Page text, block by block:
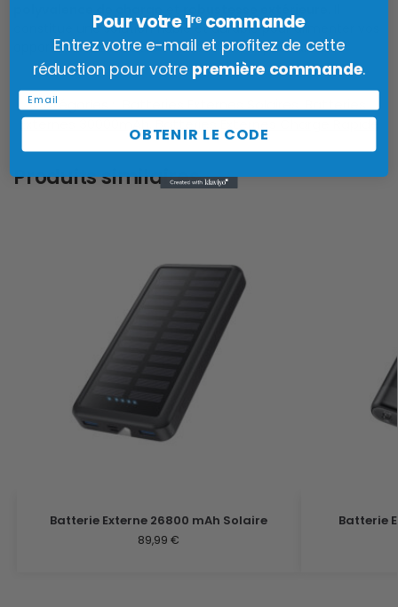
constitue une solution fiable et durable pour alimenter vos
appareils lors de toutes vos activités en plein air.
Catégories :
Externes 30000mAh
Batteries Externes Charge Rapide
Produits similaires
Batterie Externe 26800 mAh Solaire
89,99€
Batterie
Pour votre 1ʳᵉ commande
Entrez votre e-mail et profitez de cette
réduction pour votre première commande.
Email
OBTENIR LE CODE